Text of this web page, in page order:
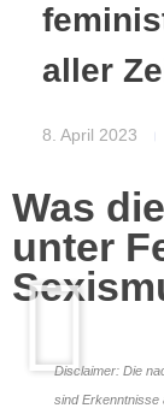
aller
8. April 2023
Was
unter
Disclaimer: Die
sind Erkenntnisse